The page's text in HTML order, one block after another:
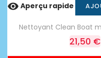
 Aperçu rapide
Nettoyant Clean Boat
21,50 €